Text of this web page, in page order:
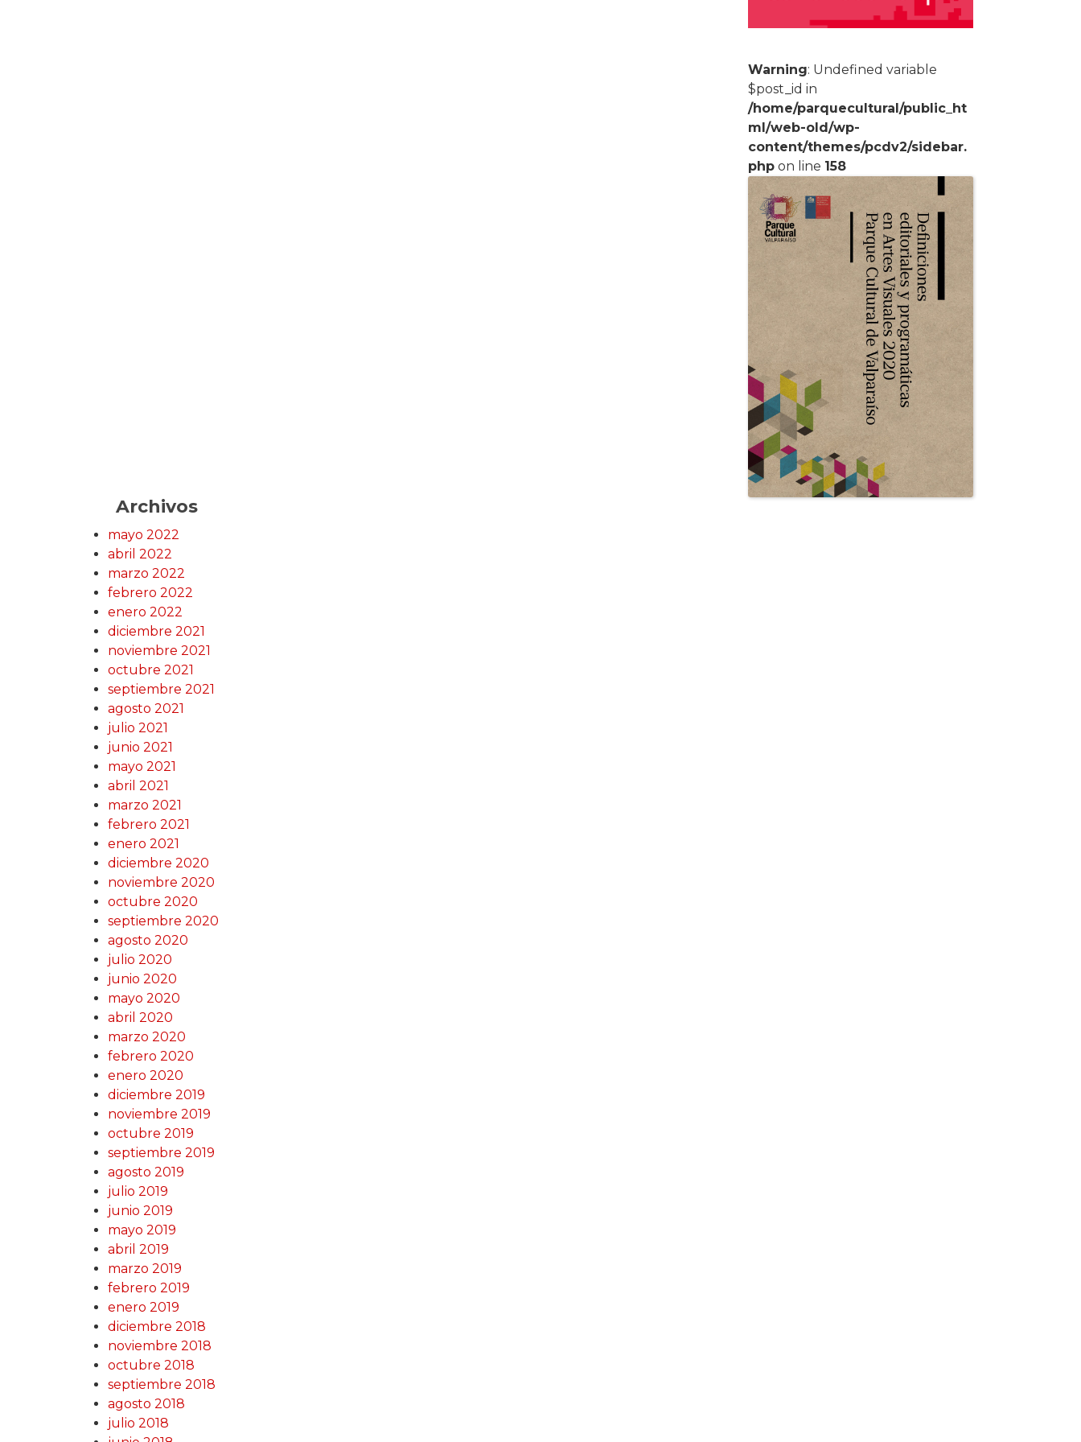
Warning: Undefined variable
$post_id in
/home/parquecultural/public_ht
ml/web-old/wp-
content/themes/pcdv2/sidebar.
php on line 158
Archivos
mayo 2022
abril 2022
marzo 2022
febrero 2022
enero 2022
diciembre 2021
noviembre 2021
octubre 2021
septiembre 2021
agosto 2021
julio 2021
junio 2021
mayo 2021
abril 2021
marzo 2021
febrero 2021
enero 2021
diciembre 2020
noviembre 2020
octubre 2020
septiembre 2020
agosto 2020
julio 2020
junio 2020
mayo 2020
abril 2020
marzo 2020
febrero 2020
enero 2020
diciembre 2019
noviembre 2019
octubre 2019
septiembre 2019
agosto 2019
julio 2019
junio 2019
mayo 2019
abril 2019
marzo 2019
febrero 2019
enero 2019
diciembre 2018
noviembre 2018
octubre 2018
septiembre 2018
agosto 2018
julio 2018